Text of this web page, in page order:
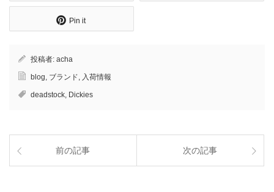
Pin it
投稿者: acha
blog, ブランド, 入荷情報
deadstock, Dickies
前の記事 次の記事